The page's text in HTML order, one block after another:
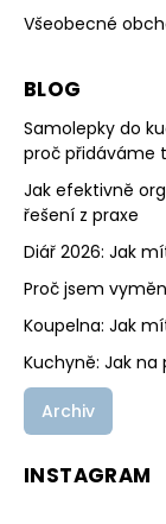
Všeobecné
BLOG
Samolepky do
proč přidáváme
Jak efektivně
řešení z praxe
Diář 2026: Jak
Proč jsem
Koupelna: Jak
Kuchyně: Jak
Archiv
INSTAGRAM